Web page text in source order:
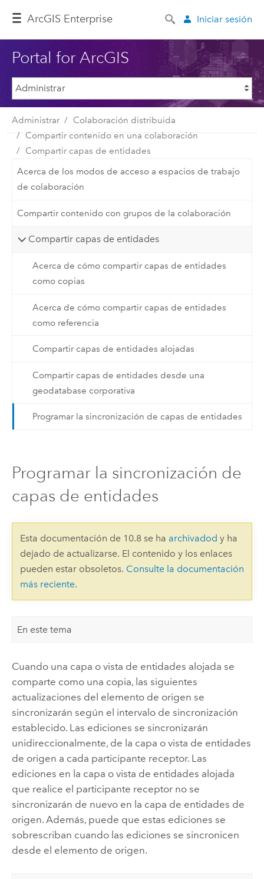
ArcGIS Enterprise Iniciar sesión
Portal for ArcGIS
Administrar
Colaboración distribuida
Compartir contenido en una colaboración
Compartir capas de entidades
Acerca de los modos de acceso a espacios de trabajo
de colaboración
Compartir contenido con grupos de la colaboración
Compartir capas de entidades
Acerca de cómo compartir capas de entidades
como copias
Acerca de cómo compartir capas de entidades
como referencia
Compartir capas de entidades alojadas
Compartir capas de entidades desde una
geodatabase corporativa
Programar la sincronización de capas de entidades
Programar la sincronización de
capas de entidades
Esta documentación de 10.8 se ha archivadod y ha
dejado de actualizarse. El contenido y los enlaces
pueden estar obsoletos. Consulte la documentación
más reciente.
En este tema
Cuando una capa o vista de entidades alojada se
comparte como una copia, las siguientes
actualizaciones del elemento de origen se
sincronizarán según el intervalo de sincronización
establecido. Las ediciones se sincronizarán
unidireccionalmente, de la capa o vista de entidades
de origen a cada participante receptor. Las
ediciones en la capa o vista de entidades alojada
que realice el participante receptor no se
sincronizarán de nuevo en la capa de entidades de
origen. Además, puede que estas ediciones se
sobrescriban cuando las ediciones se sincronicen
desde el elemento de origen.